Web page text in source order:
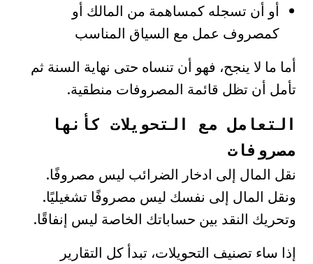
أو أن تسجله كمساهمة من المالك أو
كمصروف عمل مع السياق المناسب
أما ما لا ينجح، فهو أن تنساه حتى نهاية السنة ثم
تأمل أن تظل قائمة المصروفات منطقية.
التعامل مع التحويلات كأنها
مصروفات
نقل المال إلى ادخار الضرائب ليس مصروفًا.
ونقل المال إلى نفسك ليس مصروفًا تشغيليًا.
وتحريك النقد بين حساباتك الخاصة ليس إنفاقًا.
إذا ساء تصنيف التحويلات، تبدأ كل التقارير